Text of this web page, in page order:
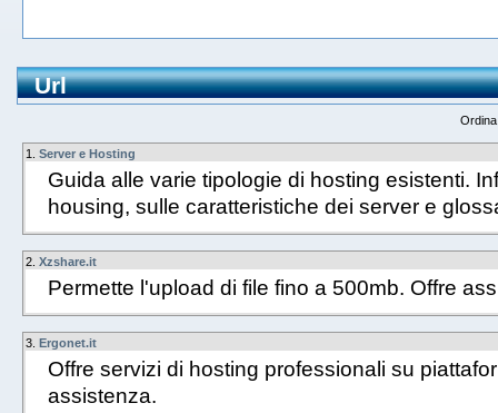
Url
1. Server e Hosting
Guida alle varie tipologie di hosting esistenti.
housing, sulle caratteristiche dei server e
2. Xzshare.it
Permette l'upload di file fino a 500mb. Offre
3. Ergonet.it
Offre servizi di hosting professionali su
assistenza.